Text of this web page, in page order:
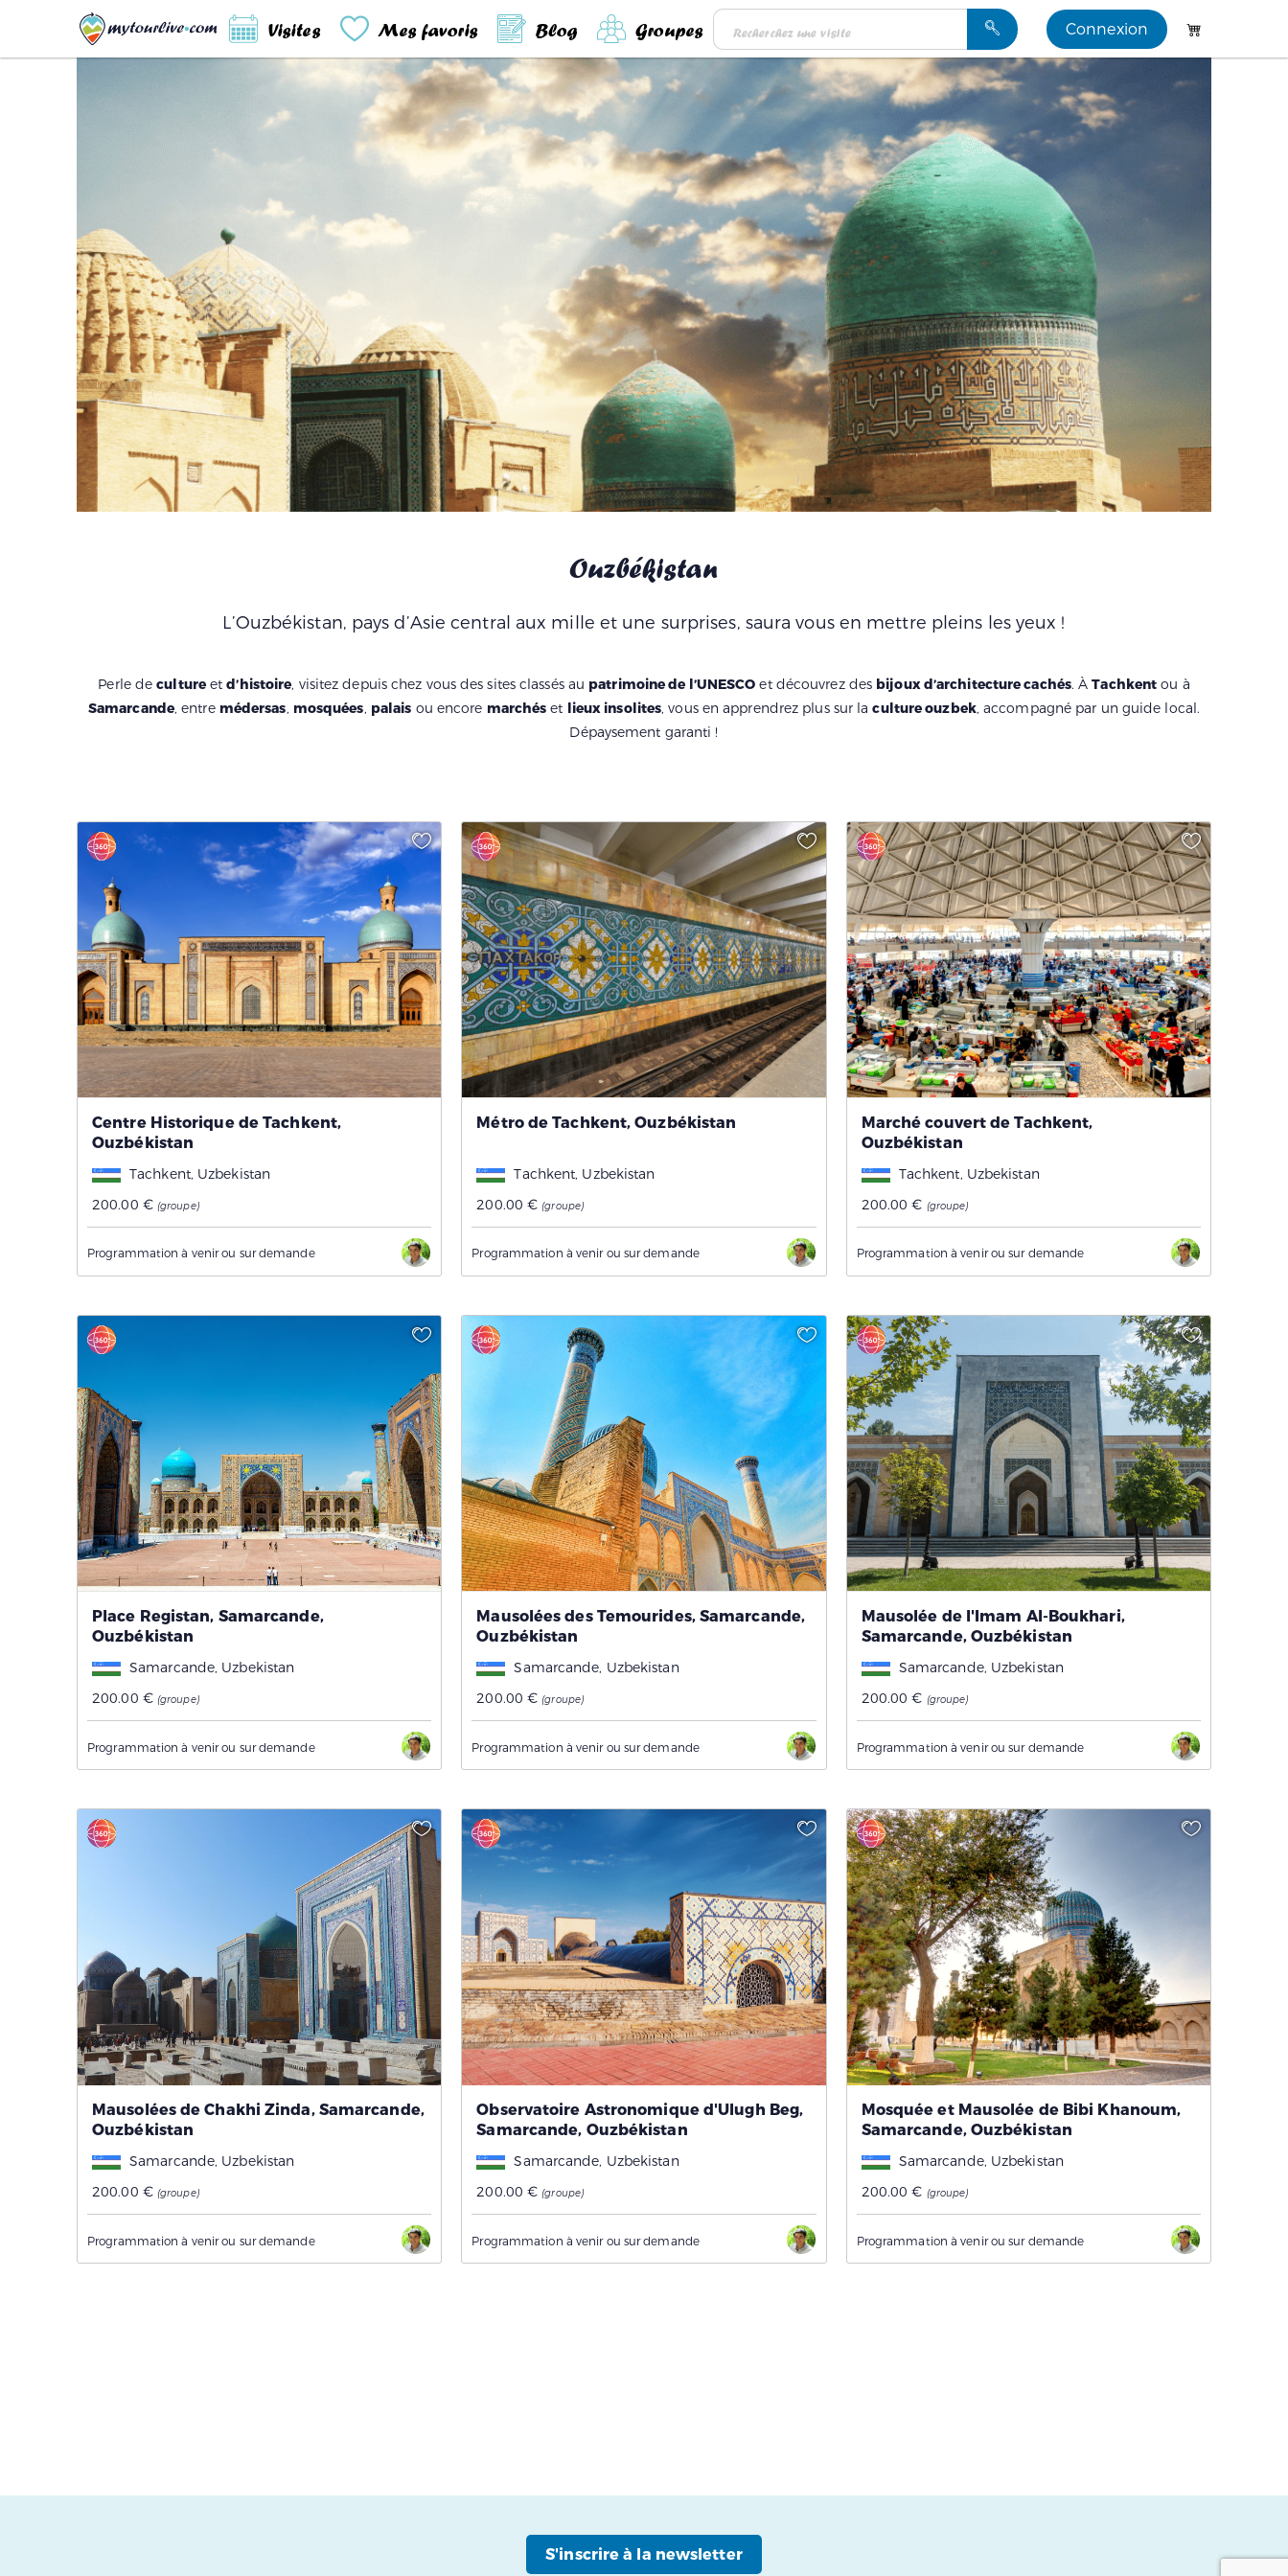
Visites Mes favoris Blog Groupes Recherchez une visite Connexion
Ouzbékistan
L’Ouzbékistan, pays d’Asie central aux mille et une surprises, saura vous en mettre pleins les yeux !
Perle decultureetd’histoire, visitez depuis chez vous des sites classés au patrimoine de l’UNESCO et découvrez des bijoux d’architecture cachés. ÀTachkent ou à
Samarcande, entre médersas, mosquées, palais ou encore marchés et lieux insolites, vous en apprendrez plus sur laculture ouzbek, accompagné par un guide local.
Dépaysement garanti !
Centre Historique de Tachkent,
Ouzbékistan
Tachkent, Uzbekistan
200.00 € (groupe)
Programmation à venir ou sur demande
Métro de Tachkent, Ouzbékistan
Tachkent, Uzbekistan
200.00 €(groupe)
Programmation à venir ou sur demande
Marché couvert de Tachkent,
Ouzbékistan
Tachkent, Uzbekistan
200.00 € (groupe)
Programmation à venir ou sur demande
Place Registan, Samarcande,
Ouzbékistan
Samarcande, Uzbekistan
200.00 € (groupe)
Programmation à venir ou sur demande
Mausolées des Temourides, Samarcande,
Ouzbékistan
Samarcande, Uzbekistan
200.00 €(groupe)
Programmation à venir ou sur demande
Mausolée de l'Imam Al-Boukhari,
Samarcande, Ouzbékistan
Samarcande, Uzbekistan
200.00 € (groupe)
Programmation à venir ou sur demande
Mausolées de Chakhi Zinda, Samarcande,
Ouzbékistan
Samarcande, Uzbekistan
200.00 € (groupe)
Programmation à venir ou sur demande
Observatoire Astronomique d'Ulugh Beg,
Samarcande, Ouzbékistan
Samarcande, Uzbekistan
200.00 €(groupe)
Programmation à venir ou sur demande
Mosquée et Mausolée de Bibi Khanoum,
Samarcande, Ouzbékistan
Samarcande, Uzbekistan
200.00 € (groupe)
Programmation à venir ou sur demande
S'inscrire à la newsletter